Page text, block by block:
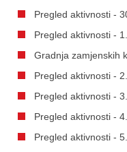
Pregled aktivnosti -
Pregled aktivnosti -
Gradnja zamjenskih
Pregled aktivnosti -
Pregled aktivnosti -
Pregled aktivnosti -
Pregled aktivnosti -